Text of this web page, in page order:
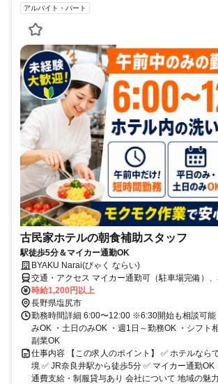
アルバイト・パート
古民家ホテルの朝食補助スタッフ
駅徒歩5分＆マイカー通勤OK
BYAKU Narai(びゃく ならい)
交通・アクセス マイカー通勤可（駐車場完備）
井駅」より徒歩5分
時給1,200円以上
長野県塩尻市
勤務時間詳細 6:00〜12:00 ※6:30開始も相談可能
みOK ・土日のみOK ・週1日～勤務OK ・シフト
副業OK
仕事内容 【この求人のポイント】 ✅ ホテルなら
境 ✅ JR奈良井駅から徒歩5分 ✅ マイカー通勤OK
通費支給・制服貸与あり 会社について 地域の魅